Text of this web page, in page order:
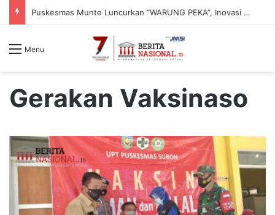
Inovasi “GEMAR PENSI” Dorong Masyarakat Munte Lebih Peduli Bahaya Hipertensi
Menu
Gerakan Vaksinaso